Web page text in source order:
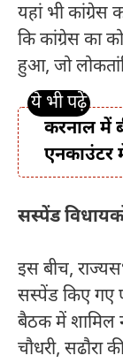
यहां भी कांग्रेस
कि कांग्रेस का
हुआ, जो
करनाल में
एनकाउंटर
सस्पेंड
इस बीच,
सस्पेंड किए गए
बैठक में शामिल
चौधरी, सढौरा